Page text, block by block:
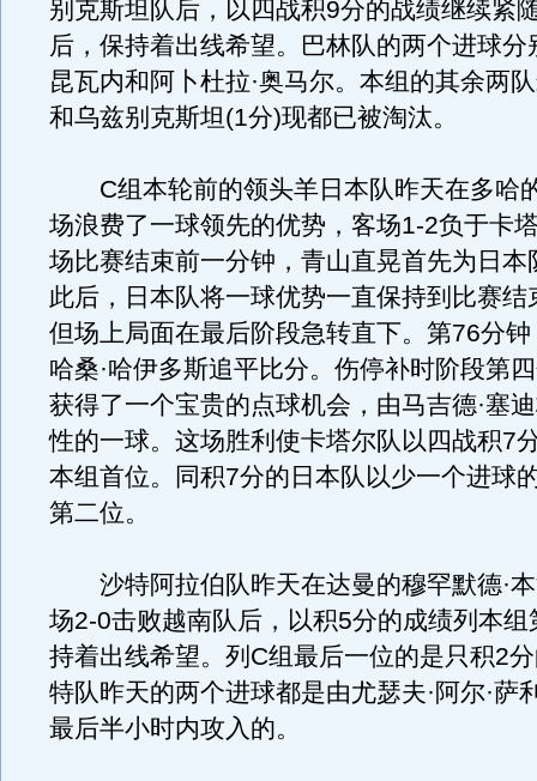
别克斯坦队后，以四战积9分的战绩继续紧
后，保持着出线希望。巴林队的两个进球分
昆瓦内和阿卜杜拉·奥马尔。本组的其余两
和乌兹别克斯坦(1分)现都已被淘汰。
C组本轮前的领头羊日本队昨天在多哈
场浪费了一球领先的优势，客场1-2负于卡
场比赛结束前一分钟，青山直晃首先为日本
此后，日本队将一球优势一直保持到比赛结
但场上局面在最后阶段急转直下。第76分
哈桑·哈伊多斯追平比分。伤停补时阶段第
获得了一个宝贵的点球机会，由马吉德·塞
性的一球。这场胜利使卡塔尔队以四战积7
本组首位。同积7分的日本队以少一个进球
第二位。
沙特阿拉伯队昨天在达曼的穆罕默德·本
场2-0击败越南队后，以积5分的成绩列本组
持着出线希望。列C组最后一位的是只积2
特队昨天的两个进球都是由尤瑟夫·阿尔·萨
最后半小时内攻入的。